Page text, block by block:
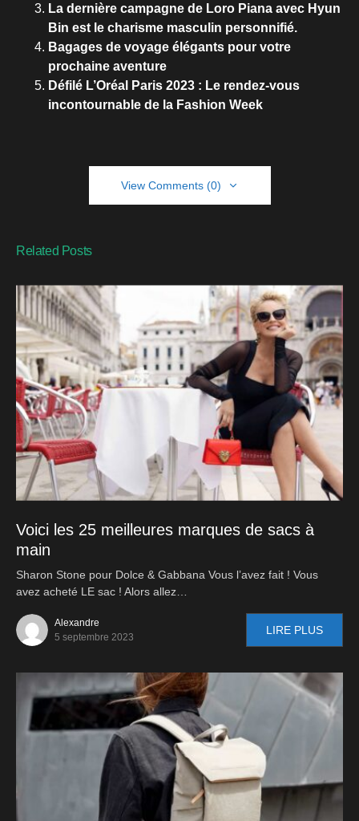
La dernière campagne de Loro Piana avec Hyun
Bin est le charisme masculin personnifié.
Bagages de voyage élégants pour votre
prochaine aventure
Défilé L’Oréal Paris 2023 : Le rendez-vous
incontournable de la Fashion Week
View Comments (0)
Related Posts
Voici les 25 meilleures marques de sacs à
main
Sharon Stone pour Dolce & Gabbana Vous l’avez fait ! Vous
avez acheté LE sac ! Alors allez…
Alexandre
5 septembre 2023
LIRE PLUS